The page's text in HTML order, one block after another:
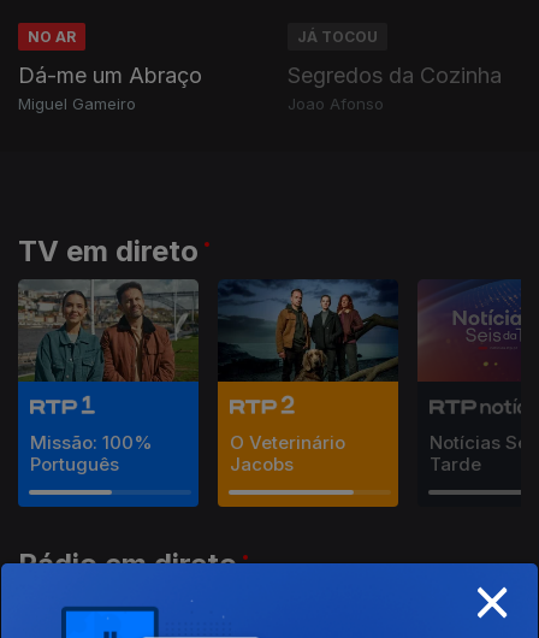
NO AR
Dá-me um Abraço
Miguel Gameiro
JÁ TOCOU
Segredos da Cozinha
Joao Afonso
TV em direto
Missão: 100%
Português
O Veterinário
Jacobs
Notícias
Tarde
Rádio em direto ×